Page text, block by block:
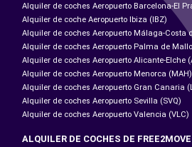
Alquiler de coches Aeropuerto Barcelona-El
Alquiler de coche Aeropuerto Ibiza (IBZ)
Alquiler de coches Aeropuerto Málaga-Costa
Alquiler de coches Aeropuerto Palma de
Alquiler de coches Aeropuerto Alicante-Elche
Alquiler de coches Aeropuerto Menorca (MAH)
Alquiler de coches Aeropuerto Gran Canaria
Alquiler de coches Aeropuerto Sevilla (SVQ)
Alquiler de coches Aeropuerto Valencia (VLC)
ALQUILER DE COCHES DE FREE2MOVE